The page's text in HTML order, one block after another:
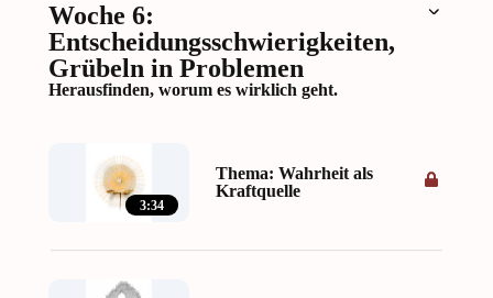
Woche 6:
Entscheidungsschwierigkeiten,
Grübeln in Problemen
Herausfinden, worum es wirklich geht.
3:34
Thema: Wahrheit als
Kraftquelle